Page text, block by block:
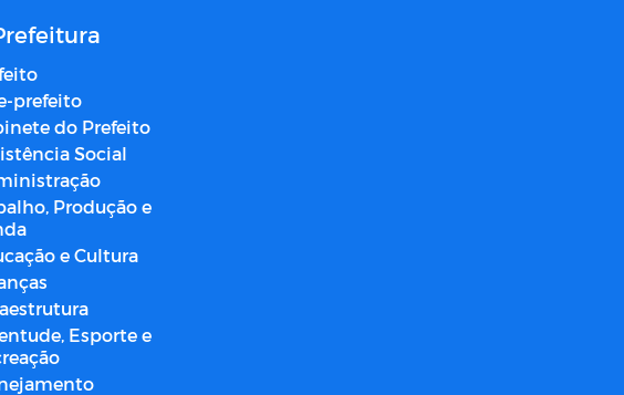
prefeito
do Prefeito
Social
Produção e
e Cultura
Esporte e